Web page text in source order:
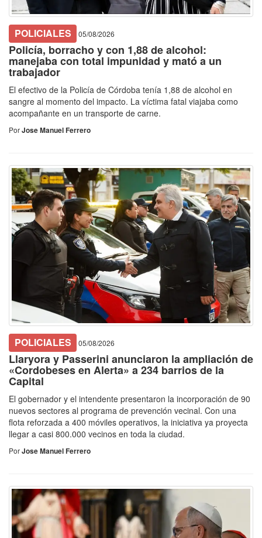
POLICIALES 05/08/2026
Policía, borracho y con 1,88 de alcohol:
manejaba con total impunidad y mató a un
trabajador
El efectivo de la Policía de Córdoba tenía 1,88 de alcohol en
sangre al momento del impacto. La víctima fatal viajaba como
acompañante en un transporte de carne.
PorJose Manuel Ferrero
POLICIALES 05/08/2026
Llaryora y Passerini anunciaron la ampliación de
«Cordobeses en Alerta» a 234 barrios de la
Capital
El gobernador y el intendente presentaron la incorporación de 90
nuevos sectores al programa de prevención vecinal. Con una
flota reforzada a 400 móviles operativos, la iniciativa ya proyecta
llegar a casi 800.000 vecinos en toda la ciudad.
PorJose Manuel Ferrero